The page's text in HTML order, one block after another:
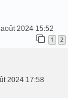
août 2024 15:52
1 2
2024 17:58